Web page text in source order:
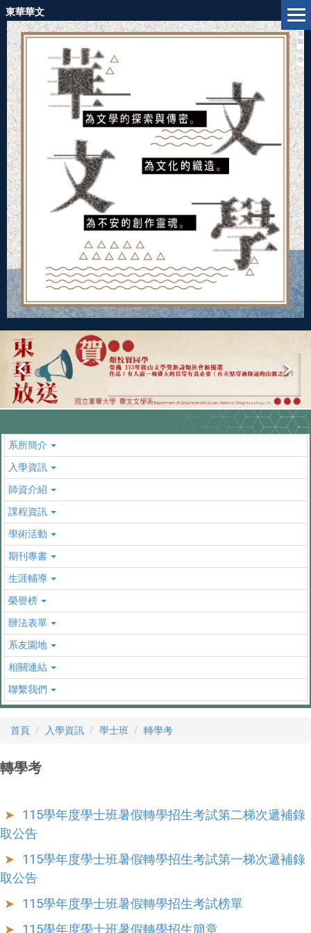
跳
到
主
要
內
容
區
東華華文
系所簡介
入學資訊
師資介紹
課程資訊
學術活動
期刊專書
生涯輔導
榮譽榜
辦法表單
系友園地
相關連結
聯繫我們
首頁 入學資訊 學士班 轉學考
轉學考
115學年度學士班暑假轉學招生考試第二梯次遞補錄
取公告
115學年度學士班暑假轉學招生考試第一梯次遞補錄
取公告
115學年度學士班暑假轉學招生考試榜單
115學年度學士班暑假轉學招生簡章